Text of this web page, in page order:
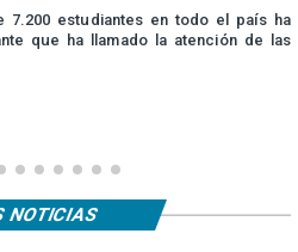
7.200 estudiantes en todo el país ha
que ha llamado la atención de las
NOTICIAS